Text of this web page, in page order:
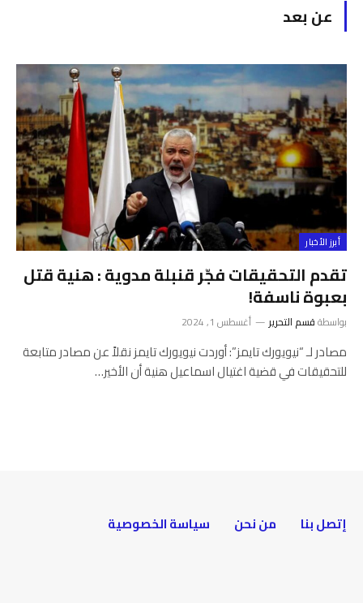
عن بعد
أبرز الأخبار
تقدم التحقيقات فجّر قنبلة مدوية : هنية قتل
بعبوة ناسفة!
بواسطةقسم التحرير أغسطس 1, 2024
مصادر لـ “نيويورك تايمز”: أوردت نيويورك تايمز نقلاً عن مصادر متابعة
للتحقيقات في قضية اغتيال اسماعيل هنية أن الأخير…
إتصل بنا من نحن سياسة الخصوصية